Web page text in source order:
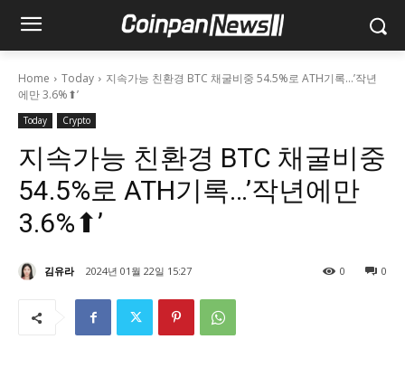
Home Today
지속가능 친환경 BTC 채굴비중 54.5%로 ATH기록…’작년
에만 3.6%⬆’
Today Crypto
지속가능 친환경 BTC 채굴비중
54.5%로 ATH기록…’작년에만
3.6%⬆’
김유라 2024년 01월 22일 15:27 0
0